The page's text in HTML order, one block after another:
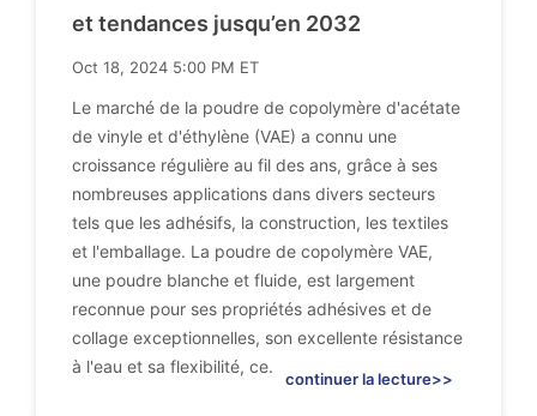
et tendances jusqu’en 2032
Oct 18, 2024 5:00 PM ET
Le marché de la poudre de copolymère d'acétate
de vinyle et d'éthylène (VAE) a connu une
croissance régulière au fil des ans, grâce à ses
nombreuses applications dans divers secteurs
tels que les adhésifs, la construction, les textiles
et l'emballage. La poudre de copolymère VAE,
une poudre blanche et fluide, est largement
reconnue pour ses propriétés adhésives et de
collage exceptionnelles, son excellente résistance
à l'eau et sa flexibilité, ce.
continuer la lecture>>